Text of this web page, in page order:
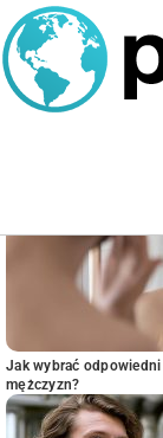
Jak wybrać
mężczyzn?